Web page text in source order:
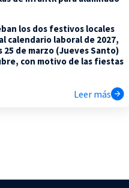
los dos festivos locales
calendario laboral de 2027,
25 de marzo (Jueves Santo)
con motivo de las fiestas
Leer más